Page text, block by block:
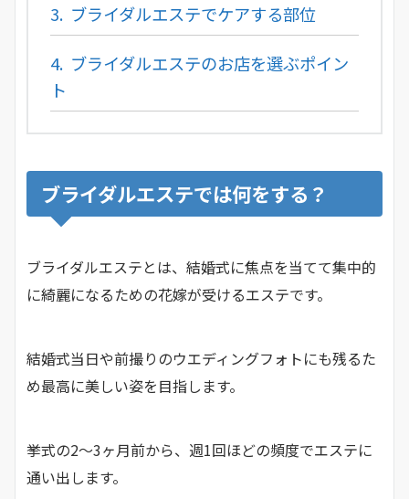
3. ブライダルエステでケアする部位
4. ブライダルエステのお店を選ぶポイン
ト
ブライダルエステでは何をする？
ブライダルエステとは、結婚式に焦点を当てて集中的
に綺麗になるための花嫁が受けるエステです。
結婚式当日や前撮りのウエディングフォトにも残るた
め最高に美しい姿を目指します。
挙式の2〜3ヶ月前から、週1回ほどの頻度でエステに
通い出します。